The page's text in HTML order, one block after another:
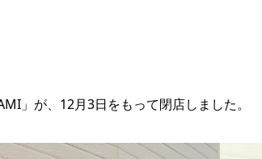
」が、12月3日をもって閉店しました。